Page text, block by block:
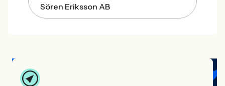
Sören Eriksson AB